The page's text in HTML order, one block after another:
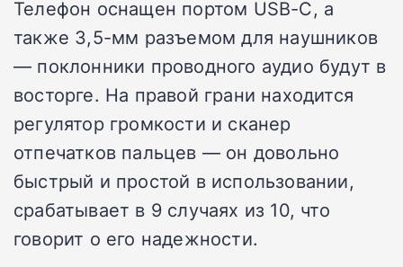
Телефон оснащен портом USB-C, а
также 3,5-мм разъемом для наушников
— поклонники проводного аудио будут в
восторге. На правой грани находится
регулятор громкости и сканер
отпечатков пальцев — он довольно
быстрый и простой в использовании,
срабатывает в 9 случаях из 10, что
говорит о его надежности.